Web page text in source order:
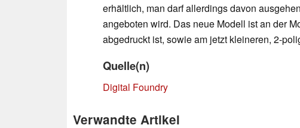
erhältlich, man darf allerdings davon
angeboten wird. Das neue Modell ist an der
abgedruckt ist, sowie am jetzt kleineren, 2-
Quelle(n)
Digital Foundry
Verwandte Artikel